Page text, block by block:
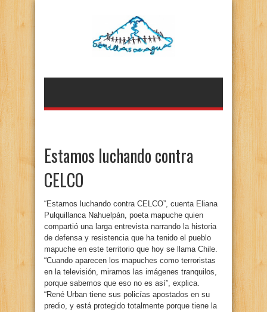
Estamos luchando contra
CELCO
“Estamos luchando contra CELCO”, cuenta Eliana
Pulquillanca Nahuelpán, poeta mapuche quien
compartió una larga entrevista narrando la historia
de defensa y resistencia que ha tenido el pueblo
mapuche en este territorio que hoy se llama Chile.
“Cuando aparecen los mapuches como terroristas
en la televisión, miramos las imágenes tranquilos,
porque sabemos que eso no es así”, explica.
“René Urban tiene sus policías apostados en su
predio, y está protegido totalmente porque tiene la